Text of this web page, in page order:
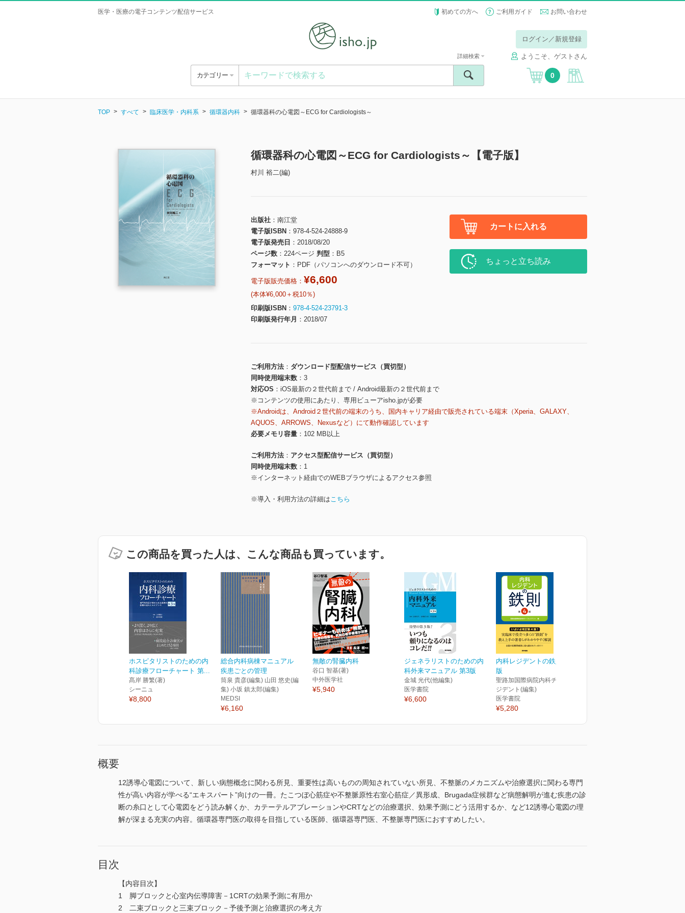
医学・医療の電子コンテンツ配信サービス 初めての方へ ご利用ガイド お問い合わせ
ログイン／新規登録
ようこそ、ゲストさん
カテゴリー
詳細検索
0
TOP すべて 臨床医学・内科系 循環器内科 循環器科の心電図～ECG for Cardiologists～
循環器科の心電図～ECG for Cardiologists～【電子版】
村川 裕二(編)
出版社
南江堂
電子版ISBN
978-4-524-24888-9
電子版発売日
2018/08/20
ページ数
224ページ 判型
B5
フォーマット
PDF（パソコンへのダウンロード不可）
電子版販売価格： ¥6,600
(本体¥6,000＋税10％)
印刷版ISBN
978-4-524-23791-3
印刷版発行年月
2018/07
カートに入れる
ちょっと立ち読み
ご利用方法
ダウンロード型配信サービス（買切型）
同時使用端末数
3
対応OS
iOS最新の２世代前まで / Android最新の２世代前まで
※コンテンツの使用にあたり、専用ビューアisho.jpが必要
※Androidは、Android２世代前の端末のうち、国内キャリア経由で販売されている端末（Xperia、GALAXY、
AQUOS、ARROWS、Nexusなど）にて動作確認しています
必要メモリ容量
102 MB以上
ご利用方法
アクセス型配信サービス（買切型）
同時使用端末数
1
※インターネット経由でのWEBブラウザによるアクセス参照
※導入・利用方法の詳細はこちら
この商品を買った人は、こんな商品も買っています。
ホスピタリストのための内
科診療フローチャート 第...
髙岸 勝繁(著)
シーニュ
¥8,800
総合内科病棟マニュアル
疾患ごとの管理
筒泉 貴彦(編集) 山田 悠史(編
集) 小坂 鎮太郎(編集)
MEDSI
¥6,160
無敵の腎臓内科
谷口 智基(著)
中外医学社
¥5,940
ジェネラリストのための内
科外来マニュアル 第3版
金城 光代(他編集)
医学書院
¥6,600
内科レジデントの鉄則 第4
版
聖路加国際病院内科チーフレ
ジデント(編集)
医学書院
¥5,280
概要
12誘導心電図について、新しい病態概念に関わる所見、重要性は高いものの周知されていない所見、不整脈のメカニズムや治療選択に関わる専門
性が高い内容が学べる“エキスパート”向けの一冊。たこつぼ心筋症や不整脈原性右室心筋症／異形成、Brugada症候群など病態解明が進む疾患の診
断の糸口として心電図をどう読み解くか、カテーテルアブレーションやCRTなどの治療選択、効果予測にどう活用するか、など12誘導心電図の理
解が深まる充実の内容。循環器専門医の取得を目指している医師、循環器専門医、不整脈専門医におすすめしたい。
目次
【内容目次】
1 脚ブロックと心室内伝導障害－1CRTの効果予測に有用か
2 二束ブロックと三束ブロック－予後予測と治療選択の考え方